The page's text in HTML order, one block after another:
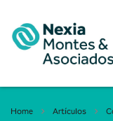
Home Artículos